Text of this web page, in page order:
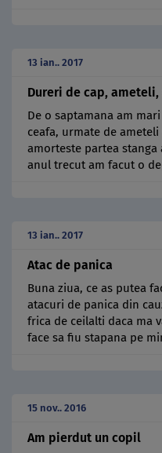
13 ian.. 2017
Dureri de cap,
De o saptamana am
ceafa, urmate de
amorteste partea stanga
anul trecut am facut o
13 ian.. 2017
Atac de panica
Buna ziua, ce as putea
atacuri de panica din
frica de ceilalti daca ma
face sa fiu stapana pe
15 nov.. 2016
Am pierdut un copil